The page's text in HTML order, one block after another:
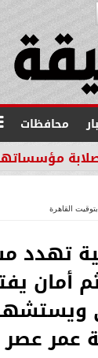
محافظات
مؤسساتها
بتوقيت القاهرة
تهدد
أمان
عمر عصر